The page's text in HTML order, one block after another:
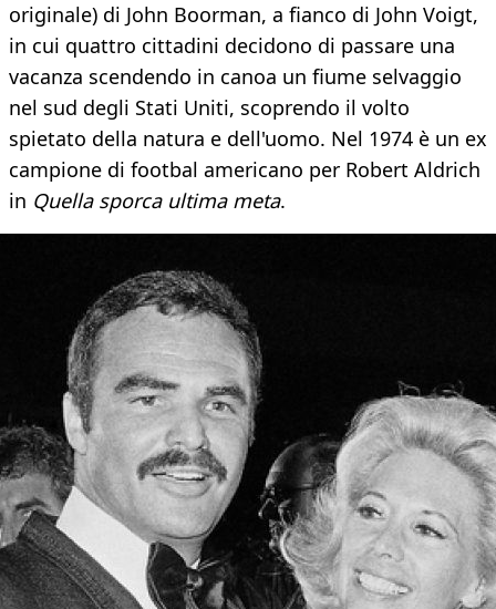
originale) di John Boorman, a fianco di John Voigt,
in cui quattro cittadini decidono di passare una
vacanza scendendo in canoa un fiume selvaggio
nel sud degli Stati Uniti, scoprendo il volto
spietato della natura e dell'uomo. Nel 1974 è un ex
campione di footbal americano per Robert Aldrich
in Quella sporca ultima meta.